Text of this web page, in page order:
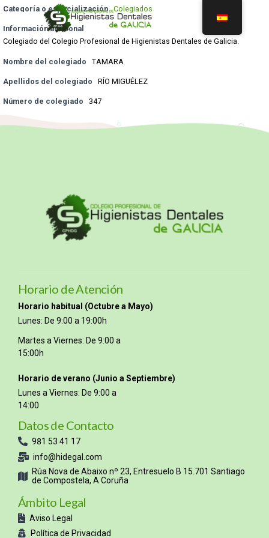
Categoría o especialización Colegiados
Información adicional
Colegiado del Colegio Profesional de Higienistas Dentales de Galicia.
Nombre del colegiado TAMARA
Apellidos del colegiado RÍO MIGUÉLEZ
Número de colegiado 347
Horario de Atención
Horario habitual (Octubre a Mayo)
Lunes: De 9:00 a 19:00h
Martes a Viernes: De 9:00 a
15:00h
Horario de verano (Junio a Septiembre)
Lunes a Viernes: De 9:00 a
14:00
Datos de Contacto
981 53 41 17
info@hidegal.com
Rúa Nova de Abaixo nº 23, Entresuelo B 15.701 Santiago
de Compostela, A Coruña
Ámbito Legal
Aviso Legal
Política de Privacidad